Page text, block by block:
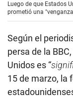
Luego de que Estados
prometió una
Según el
persa de la
Unidos es “
15 de marzo, la